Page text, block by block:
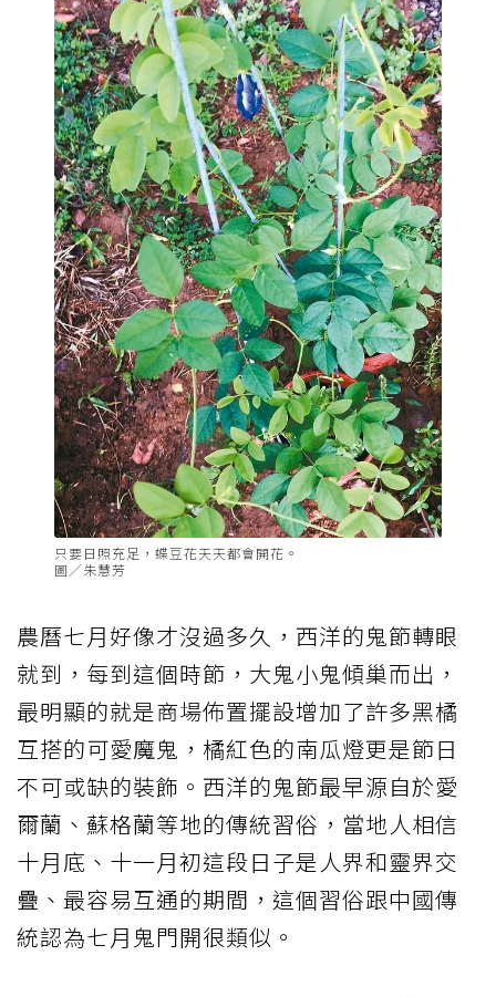
只要日照充足，蝶豆花天天都會開花。
圖／朱慧芳
農曆七月好像才沒過多久，西洋的鬼節轉眼
就到，每到這個時節，大鬼小鬼傾巢而出，
最明顯的就是商場佈置擺設增加了許多黑橘
互搭的可愛魔鬼，橘紅色的南瓜燈更是節日
不可或缺的裝飾。西洋的鬼節最早源自於愛
爾蘭、蘇格蘭等地的傳統習俗，當地人相信
十月底、十一月初這段日子是人界和靈界交
疊、最容易互通的期間，這個習俗跟中國傳
統認為七月鬼門開很類似。